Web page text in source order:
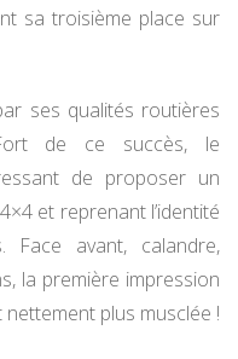
sa troisième place sur
ses qualités routières
de ce succès, le
de proposer un
et reprenant l’identité
avant, calandre,
la première impression
nettement plus musclée !